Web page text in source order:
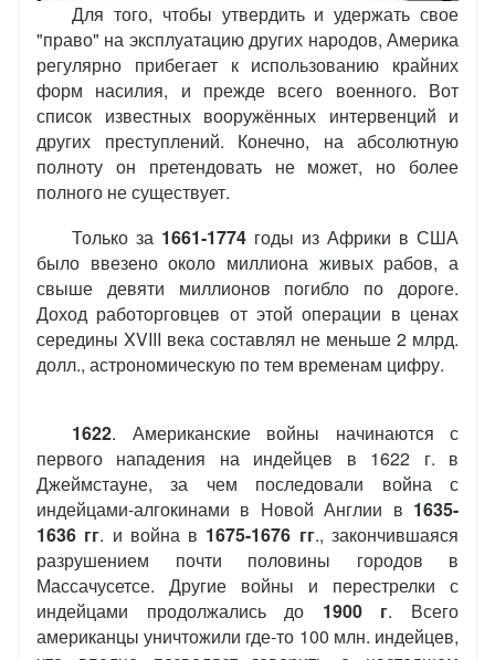
Для того, чтобы утвердить и удержать свое
"право" на эксплуатацию других народов, Америка
регулярно прибегает к использованию крайних
форм насилия, и прежде всего военного. Вот
список известных вооружённых интервенций и
других преступлений. Конечно, на абсолютную
полноту он претендовать не может, но более
полного не существует.
Только за 1661-1774 годы из Африки в США
было ввезено около миллиона живых рабов, а
свыше девяти миллионов погибло по дороге.
Доход работорговцев от этой операции в ценах
середины XVIII века составлял не меньше 2 млрд.
долл., астрономическую по тем временам цифру.
1622. Американские войны начинаются с
первого нападения на индейцев в 1622 г. в
Джеймстауне, за чем последовали война с
индейцами-алгокинами в Новой Англии в 1635-
1636 гг. и война в 1675-1676 гг., закончившаяся
разрушением почти половины городов в
Массачусетсе. Другие войны и перестрелки с
индейцами продолжались до 1900 г. Всего
американцы уничтожили где-то 100 млн. индейцев,